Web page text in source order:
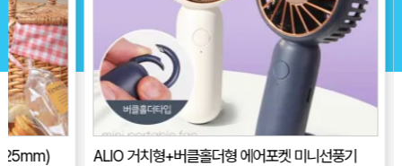
ALIO 거치형+버클홀더형 에어포켓 미니선풍기
별 신형긴